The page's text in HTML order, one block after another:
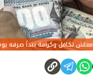
معاش تكافل وكرامة يبدأ صرفه يوم